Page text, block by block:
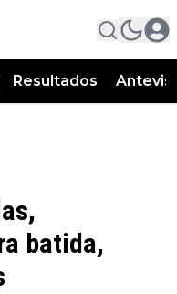
Resultados
batida,